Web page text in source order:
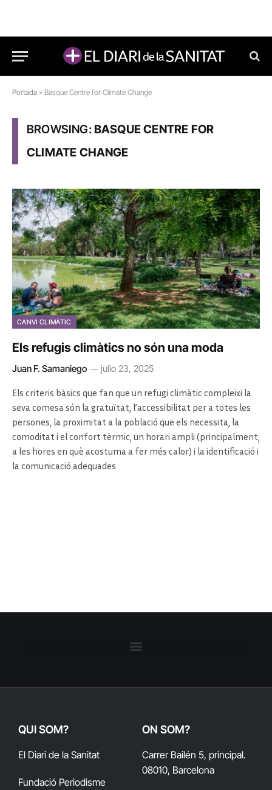
Portada » Basque Centre for Climate Change
BROWSING:BASQUE CENTRE FOR
CLIMATE CHANGE
CANVI CLIMÀTIC
Els refugis climàtics no són una moda
Juan F. Samaniego julio 23, 2025
Els criteris bàsics que fan que un refugi climàtic compleixi la
seva comesa són la gratuïtat, l’accessibilitat per a totes les
persones, la proximitat a la població que els necessita, la
comoditat i el confort tèrmic, un horari ampli (principalment,
a les hores en què acostuma a fer més calor) i la identificació i
la comunicació adequades.
QUI SOM?
El Diari de la Sanitat
Fundació Periodisme
ON SOM?
Carrer Bailén 5, principal.
08010, Barcelona